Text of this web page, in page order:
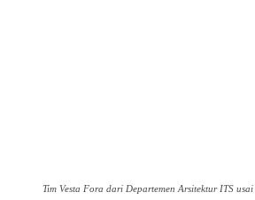
Tim Vesta Fora dari Departemen Arsitektur ITS